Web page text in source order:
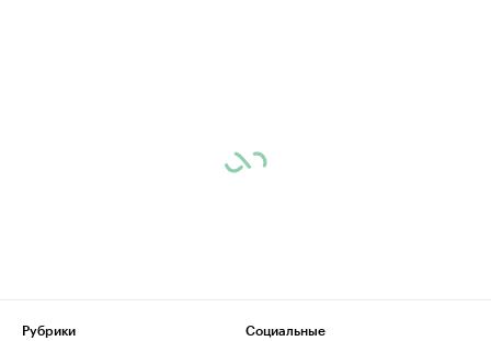
Рубрики
Социальные